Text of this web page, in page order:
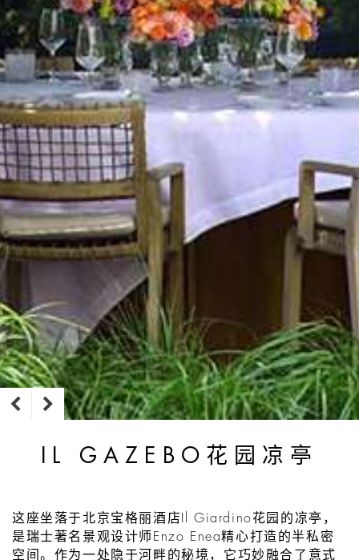
IL GAZEBO花园凉亭
这座坐落于北京宝格丽酒店Il Giardino花园的凉亭，
是瑞士著名景观设计师Enzo Enea精心打造的半私密
空间。作为一处隐于河畔的秘境，它巧妙融合了意式